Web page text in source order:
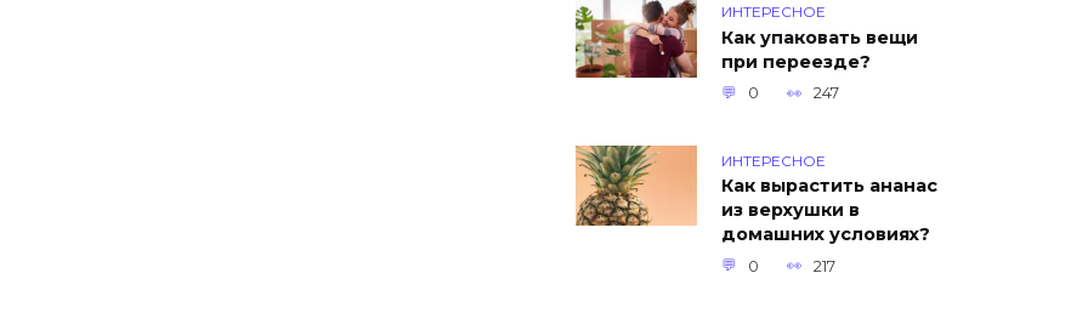
ИНТЕРЕСНОЕ
Как упаковать вещи
при переезде?
0 247
ИНТЕРЕСНОЕ
Как вырастить ананас
из верхушки в
домашних условиях?
0 217